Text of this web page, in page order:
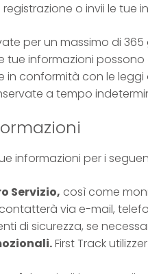
o invii le tue
per un massimo di 365
informazioni
in conformità con le
a tempo
informazioni per i
Servizio, così come
contatterà via e-mail,
di sicurezza, se
First Track